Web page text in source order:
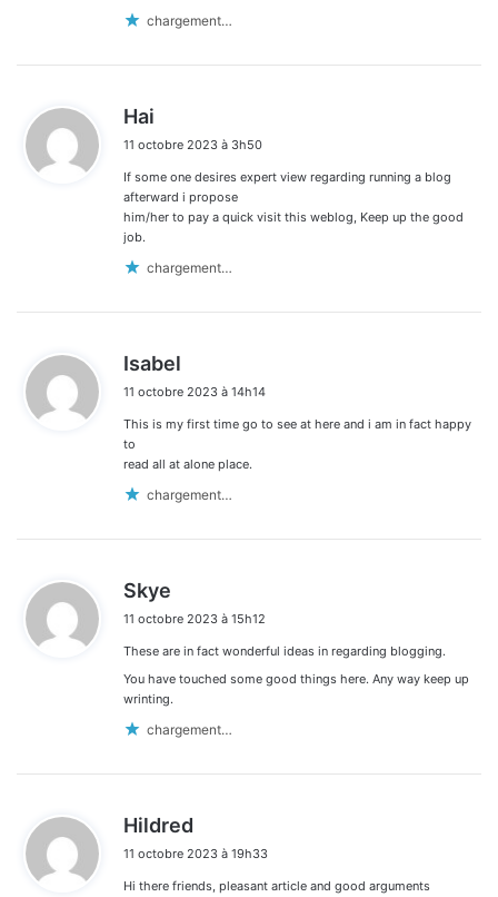
chargement…
Hai
t
:
11 octobre 2023 à 3h50
If some one desires expert view regarding running a blog
afterward i propose
him/her to pay a quick visit this weblog, Keep up the good
job.
chargement…
Isabel
t
11 octobre 2023 à 14h14
This is my first time go to see at here and i am in fact happy
to
read all at alone place.
chargement…
Skye
t
11 octobre 2023 à 15h12
These are in fact wonderful ideas in regarding blogging.
You have touched some good things here. Any way keep up
wrinting.
chargement…
Hildred
t
11 octobre 2023 à 19h33
Hi there friends, pleasant article and good arguments